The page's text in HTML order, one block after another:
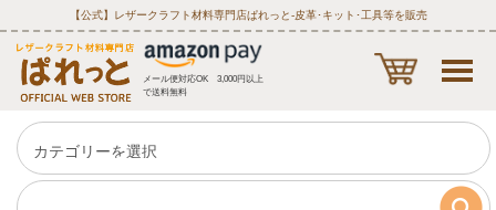
【公式】レザークラフト材料専門店ぱれっと‐皮革･キット･工具等を販売
メール便対応OK 3,000円以上
で送料無料